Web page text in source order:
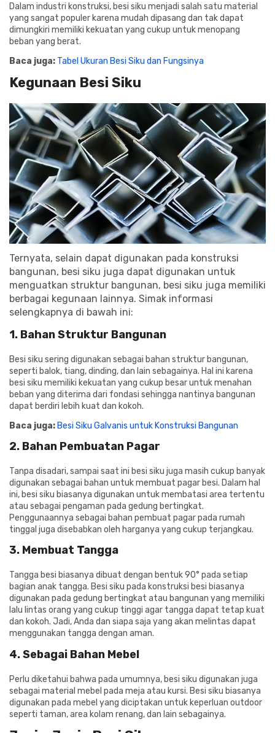
Dalam industri konstruksi, besi siku menjadi salah satu material
yang sangat populer karena mudah dipasang dan tak dapat
dimungkiri memiliki kekuatan yang cukup untuk menopang
beban yang berat.
Baca juga: Tabel Ukuran Besi Siku dan Fungsinya
Kegunaan Besi Siku
Ternyata, selain dapat digunakan pada konstruksi
bangunan, besi siku juga dapat digunakan untuk
menguatkan struktur bangunan, besi siku juga memiliki
berbagai kegunaan lainnya. Simak informasi
selengkapnya di bawah ini:
1. Bahan Struktur Bangunan
Besi siku sering digunakan sebagai bahan struktur bangunan,
seperti balok, tiang, dinding, dan lain sebagainya. Hal ini karena
besi siku memiliki kekuatan yang cukup besar untuk menahan
beban yang diterima dari fondasi sehingga nantinya bangunan
dapat berdiri lebih kuat dan kokoh.
Baca juga: Besi Siku Galvanis untuk Konstruksi Bangunan
2. Bahan Pembuatan Pagar
Tanpa disadari, sampai saat ini besi siku juga masih cukup banyak
digunakan sebagai bahan untuk membuat pagar besi. Dalam hal
ini, besi siku biasanya digunakan untuk membatasi area tertentu
atau sebagai pengaman pada gedung bertingkat.
Penggunaannya sebagai bahan pembuat pagar pada rumah
tinggal juga disebabkan oleh harganya yang cukup terjangkau.
3. Membuat Tangga
Tangga besi biasanya dibuat dengan bentuk 90° pada setiap
bagian anak tangga. Besi siku pada konstruksi besi biasanya
digunakan pada gedung bertingkat atau bangunan yang memiliki
lalu lintas orang yang cukup tinggi agar tangga dapat tetap kuat
dan kokoh. Jadi, Anda dan siapa saja yang akan melintas dapat
menggunakan tangga dengan aman.
4. Sebagai Bahan Mebel
Perlu diketahui bahwa pada umumnya, besi siku digunakan juga
sebagai material mebel pada meja atau kursi. Besi siku biasanya
digunakan pada mebel yang diciptakan untuk keperluan outdoor
seperti taman, area kolam renang, dan lain sebagainya.